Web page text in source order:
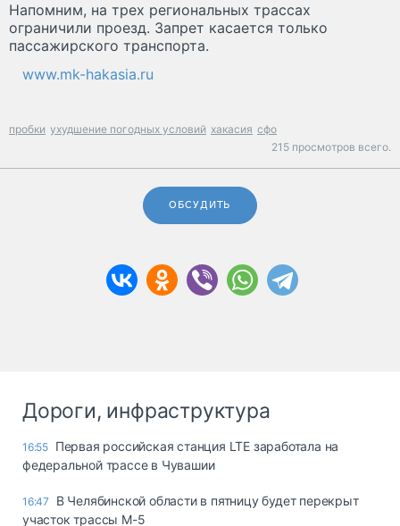
Напомним, на трех региональных трассах
ограничили проезд. Запрет касается только
пассажирского транспорта.
www.mk-hakasia.ru
пробки ухудшение погодных условий хакасия сфо
215 просмотров всего.
ОБСУДИТЬ
Дороги, инфраструктура
16:55 Первая российская станция LTE заработала на
федеральной трассе в Чувашии
16:47
В Челябинской области в пятницу будет перекрыт
участок трассы М-5